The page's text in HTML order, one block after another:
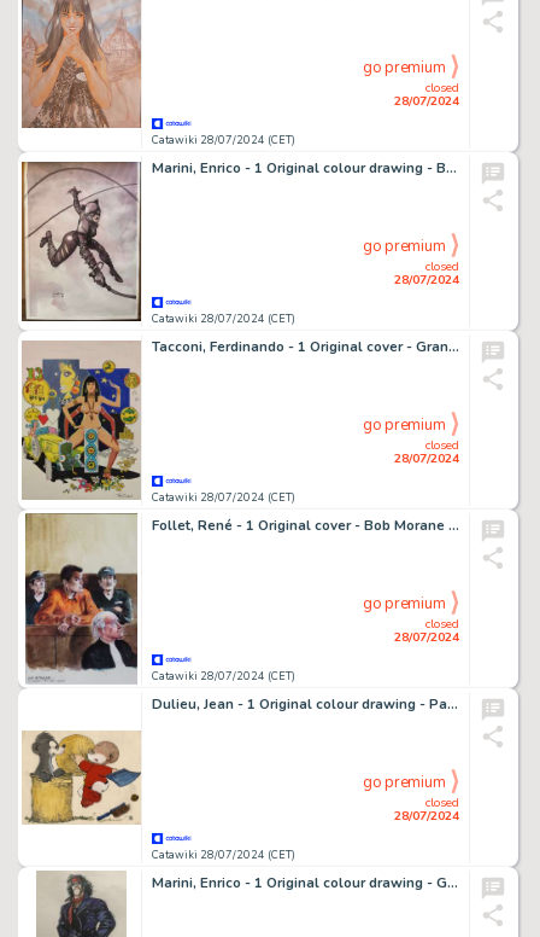
Catawiki 28/07/2024 (CET)
closed
28/07/2024
go premium
Marini, Enrico - 1 Original colour drawing - Batman : The Dark Prince Charming - Catwoman - 2018
Catawiki 28/07/2024 (CET)
closed
28/07/2024
go premium
Tacconi, Ferdinando - 1 Original cover - Grande Oroscopo 1974 - 1973
Catawiki 28/07/2024 (CET)
closed
28/07/2024
go premium
Follet, René - 1 Original cover - Bob Morane - Le Piège infernal - 2010
Catawiki 28/07/2024 (CET)
closed
28/07/2024
go premium
Dulieu, Jean - 1 Original colour drawing - Paulus de Boskabouter - Paulus & Gregorius - (jaren 1960)
Catawiki 28/07/2024 (CET)
closed
28/07/2024
go premium
Marini, Enrico - 1 Original colour drawing - Gipsy - Les Feux de Sibérie - 1995